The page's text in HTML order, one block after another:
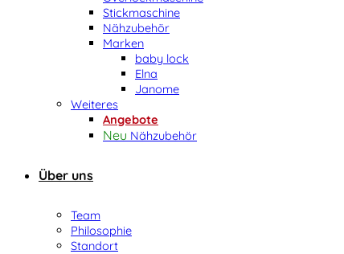
Stickmaschine
Nähzubehör
Marken
baby lock
Elna
Janome
Weiteres
Angebote
Nähzubehör
Über uns
Team
Philosophie
Standort